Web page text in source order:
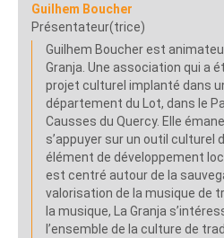
Guilhem Boucher
Présentateur(trice)
Guilhem Boucher est
Granja. Une association qui a
projet culturel implanté dans
département du Lot, dans le
Causses du Quercy. Elle
s’appuyer sur un outil culturel
élément de développement
est centré autour de la
valorisation de la musique de
la musique, La Granja
l’ensemble de la culture de